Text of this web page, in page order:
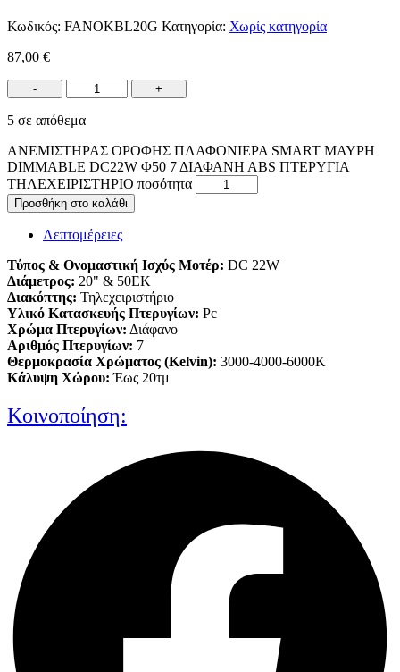
Κωδικός: FANOKBL20G Κατηγορία: Χωρίς κατηγορία
87,00 €
- +
5 σε απόθεμα
ΑΝΕΜΙΣΤΗΡΑΣ ΟΡΟΦΗΣ ΠΛΑΦΟΝΙΕΡΑ SMART ΜΑΥΡΗ
DIMMABLE DC22W Φ50 7 ΔΙΑΦΑΝH ABS ΠΤΕΡΥΓΙΑ
ΤΗΛΕΧΕΙΡΙΣΤΗΡΙΟ ποσότητα
Προσθήκη στο καλάθι
Λεπτομέρειες
Τύπος & Ονομαστική Ισχύς Μοτέρ: DC 22W
Διάμετρος: 20" & 50ΕΚ
Διακόπτης: Τηλεχειριστήριο
Υλικό Κατασκευής Πτερυγίων: Pc
Χρώμα Πτερυγίων: Διάφανο
Αριθμός Πτερυγίων: 7
Θερμοκρασία Χρώματος (Kelvin): 3000-4000-6000K
Κάλυψη Χώρου: Έως 20τμ
Κοινοποίηση: